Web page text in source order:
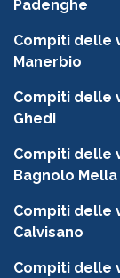
Padenghe
Compiti delle
Manerbio
Compiti delle
Ghedi
Compiti delle
Bagnolo Mella
Compiti delle
Calvisano
Compiti delle